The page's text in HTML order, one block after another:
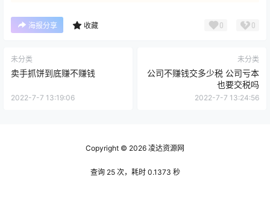
海报分享 收藏 0 0
未分类
卖手抓饼到底赚不赚钱
2022-7-7 13:19:06
未分类
公司不赚钱交多少税 公司亏本
也要交税吗
2022-7-7 13:24:56
Copyright © 2026 凌达资源网
查询 25 次，耗时 0.1373 秒